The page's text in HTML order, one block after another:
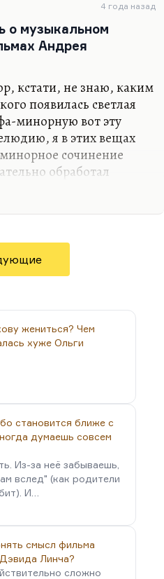
Мы все его
по пьяни. Эта музыка
том, как искусство
как оно вовлекает
задача всего мира — это
4 года назад
о музыкальном
Андрея
кстати, не знаю, каким
появилась светлая
минорную вот эту
я в этих вещах
сочинение
обработал
сделать это
кстати, и происходит
мог её снять и только
музыку. А Тарковский
совершенно
темы в
конечно,
жениться? Чем
хуже Ольги
становится ближе с
думаешь совсем
Из-за неё забываешь,
вслед" (как родители
И…
смысл фильма
Линча?
сложно